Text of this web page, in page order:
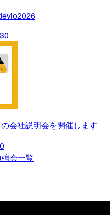
会社説明会を開催します
会一覧